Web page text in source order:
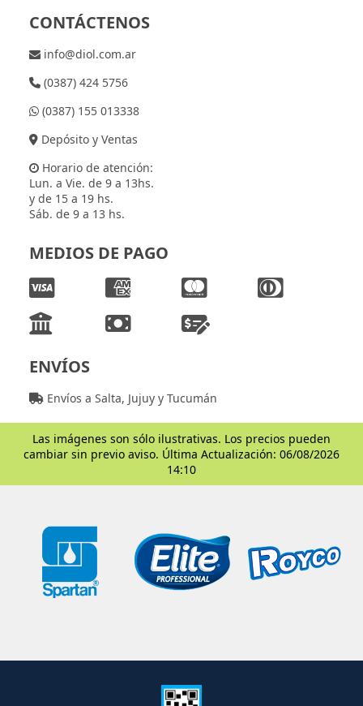
CONTÁCTENOS
info@diol.com.ar
(0387) 424 5756
(0387) 155 013338
Depósito y Ventas
Horario de atención:
Lun. a Vie. de 9 a 13hs.
y de 15 a 19 hs.
Sáb. de 9 a 13 hs.
MEDIOS DE PAGO
ENVÍOS
Envíos a Salta, Jujuy y Tucumán
Las imágenes son sólo ilustrativas. Los precios pueden
cambiar sin previo aviso. Última Actualización: 06/08/2026
14:10